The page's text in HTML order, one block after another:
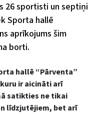
26 sportisti un septiņi
Sporta hallē
aprīkojums šim
borti.
hallē “Pārventa”
ir aicināti arī
satikties ne tikai
līdzjutējiem, bet arī